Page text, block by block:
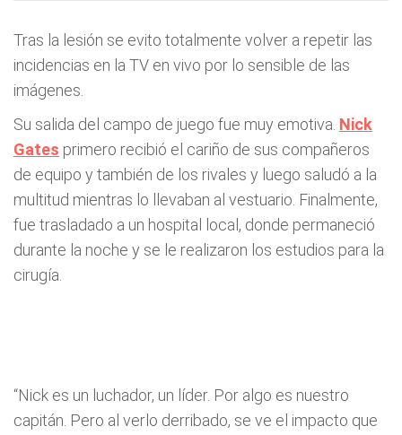
Tras la lesión se evito totalmente volver a repetir las
incidencias en la TV en vivo por lo sensible de las
imágenes.
Su salida del campo de juego fue muy emotiva. Nick
Gates primero recibió el cariño de sus compañeros
de equipo y también de los rivales y luego saludó a la
multitud mientras lo llevaban al vestuario. Finalmente,
fue trasladado a un hospital local, donde permaneció
durante la noche y se le realizaron los estudios para la
cirugía.
“Nick es un luchador, un líder. Por algo es nuestro
capitán. Pero al verlo derribado, se ve el impacto que